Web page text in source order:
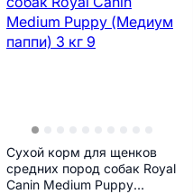
Сухой корм для щенков
средних пород собак Royal
Canin Medium Puppy